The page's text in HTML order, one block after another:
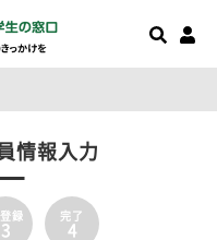
情報入力
録
3
完了
4